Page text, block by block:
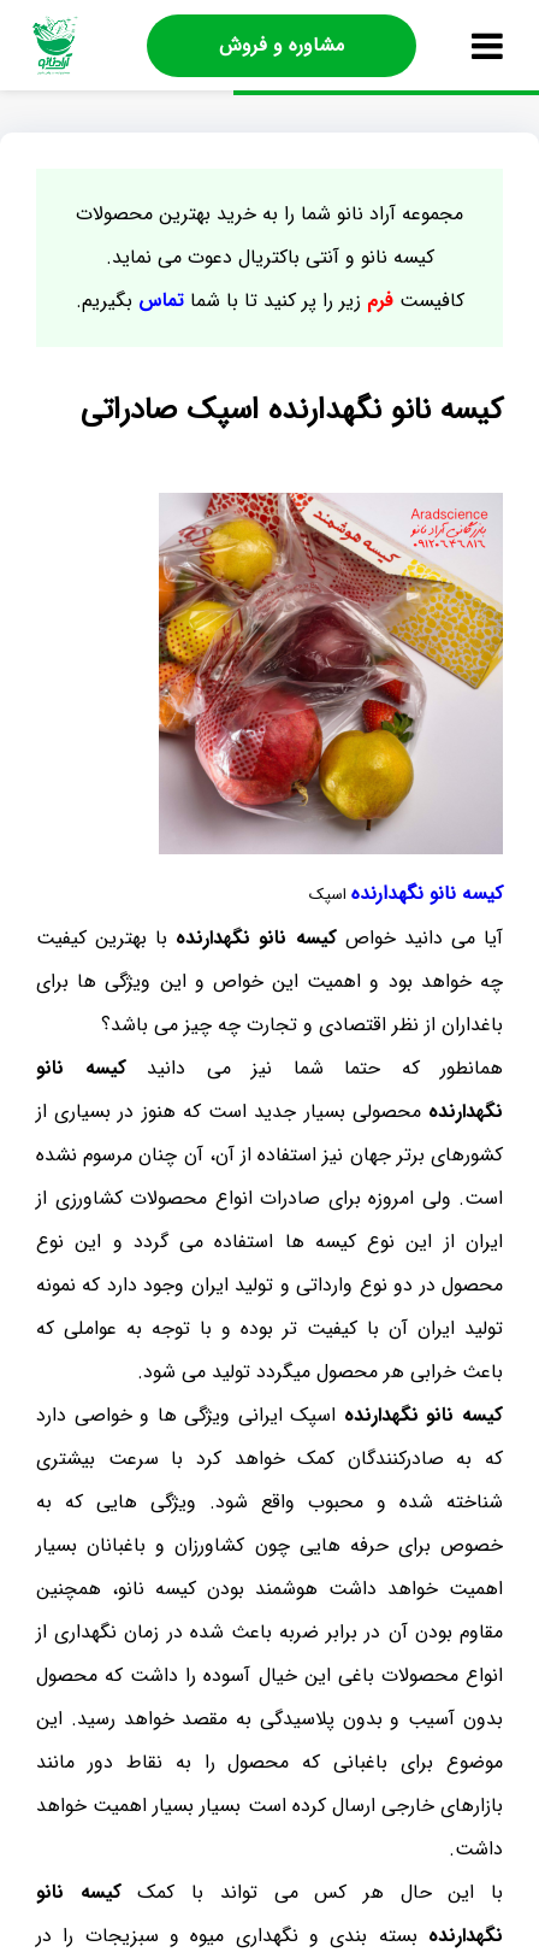
مشاوره و فروش
مجموعه آراد نانو شما را به خرید بهترین محصولات
کیسه نانو و آنتی باکتریال دعوت می نماید.
کافیستفرم زیر را پر کنید تا با شماتماس بگیریم.
کیسه نانو نگهدارنده اسپک صادراتی
کیسه نانو نگهدارنده اسپک
آیا می دانید خواص کیسه نانو نگهدارنده با بهترین کیفیت
چه خواهد بود و اهمیت این خواص و این ویژگی ها برای
باغداران از نظر اقتصادی و تجارت چه چیز می باشد؟
همانطور که حتما شما نیز می دانیدکیسه نانو
نگهدارنده محصولی بسیار جدید است که هنوز در بسیاری از
کشورهای برتر جهان نیز استفاده از آن، آن چنان مرسوم نشده
است. ولی امروزه برای صادرات انواع محصولات کشاورزی از
ایران از این نوع کیسه ها استفاده می گردد و این نوع
محصول در دو نوع وارداتی و تولید ایران وجود دارد که نمونه
تولید ایران آن با کیفیت تر بوده و با توجه به عواملی که
باعث خرابی هر محصول میگردد تولید می شود.
کیسه نانو نگهدارنده اسپک ایرانی ویژگی ها و خواصی دارد
که به صادرکنندگان کمک خواهد کرد با سرعت بیشتری
شناخته شده و محبوب واقع شود. ویژگی هایی که به
خصوص برای حرفه هایی چون کشاورزان و باغبانان بسیار
اهمیت خواهد داشت هوشمند بودن کیسه نانو، همچنین
مقاوم بودن آن در برابر ضربه باعث شده در زمان نگهداری از
انواع محصولات باغی این خیال آسوده را داشت که محصول
بدون آسیب و بدون پلاسیدگی به مقصد خواهد رسید. این
موضوع برای باغبانی که محصول را به نقاط دور مانند
بازارهای خارجی ارسال کرده است بسیار بسیار اهمیت خواهد
داشت.
با این حال هر کس می تواند با کمککیسه نانو
نگهدارنده بسته بندی و نگهداری میوه و سبزیجات را در